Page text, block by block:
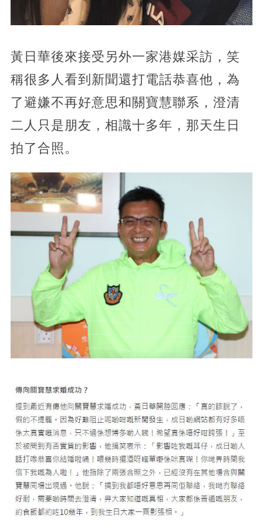
黃日華後來接受另外一家港媒采訪，笑
稱很多人看到新聞還打電話恭喜他，為
了避嫌不再好意思和關寶慧聯系，澄清
二人只是朋友，相識十多年，那天生日
拍了合照。